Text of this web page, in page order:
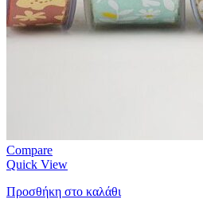
Compare
Quick View
Προσθήκη στο καλάθι